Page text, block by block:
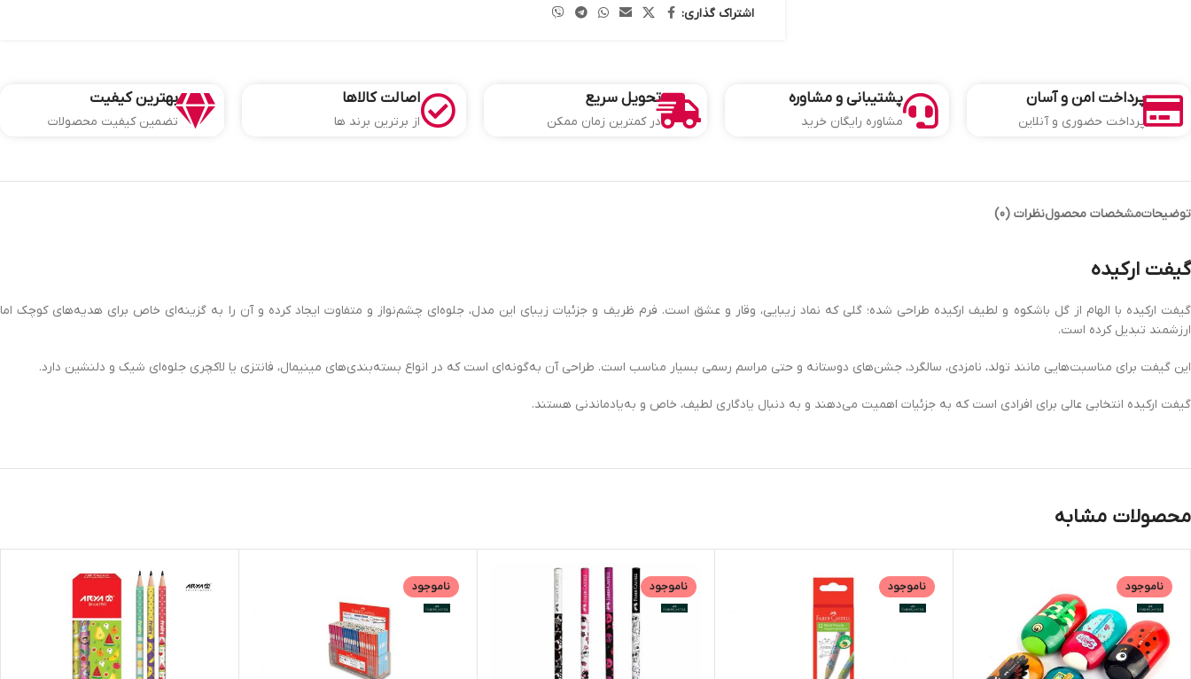
اشتراک گذاری:
پرداخت امن و آسان
پرداخت حضوری و آنلاین
پشتیبانی و مشاوره
مشاوره رایگان خرید
تحویل سریع
در کمترین زمان ممکن
اصالت کالاها
از برترین برند ها
بهترین کیفیت
تضمین کیفیت محصولات
توضیحاتمشخصات محصولنظرات (0)
گیفت ارکیده
گیفت ارکیده با الهام از گل باشکوه و لطیف ارکیده طراحی شده؛ گلی که نماد زیبایی، وقار و عشق است. فرم ظریف و جزئیات زیبای این مدل، جلوه‌ای چشم‌نواز و متفاوت ایجاد کرده و آن را به گزینه‌ای خاص برای هدیه‌های کوچک اما
ارزشمند تبدیل کرده است.
این گیفت برای مناسبت‌هایی مانند تولد، نامزدی، سالگرد، جشن‌های دوستانه و حتی مراسم رسمی بسیار مناسب است. طراحی آن به‌گونه‌ای است که در انواع بسته‌بندی‌های مینیمال، فانتزی یا لاکچری جلوه‌ای شیک و دلنشین دارد.
گیفت ارکیده انتخابی عالی برای افرادی است که به جزئیات اهمیت می‌دهند و به دنبال یادگاری لطیف، خاص و به‌یادماندنی هستند.
محصولات مشابه
ناموجود ناموجود ناموجود ناموجود